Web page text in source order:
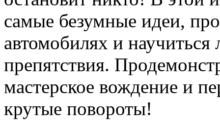
самые безумные идеи,
автомобилях и
препятствия.
мастерское вождение и
крутые повороты!